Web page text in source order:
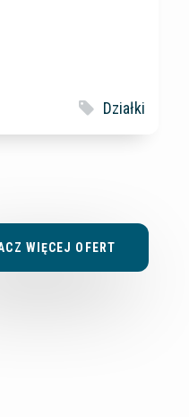
Działki
WIĘCEJ OFERT